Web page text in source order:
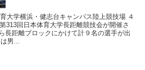
大学横浜・健志台キャンパス陸上競技場 ４
313回日本体育大学長距離競技会が開催さ
長距離ブロックにかけて計９名の選手が出
男...